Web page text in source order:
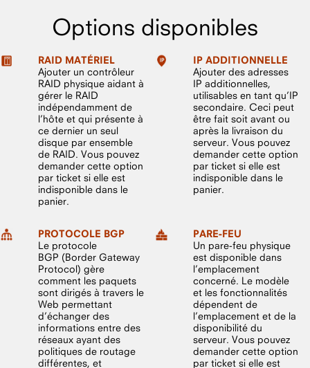
Options disponibles
RAID MATÉRIEL
Ajouter un contrôleur
RAID physique aidant à
gérer le RAID
indépendamment de
l’hôte et qui présente à
ce dernier un seul
disque par ensemble
de RAID. Vous pouvez
demander cette option
par ticket si elle est
indisponible dans le
panier.
IP ADDITIONNELLE
Ajouter des adresses
IP additionnelles,
utilisables en tant qu’IP
secondaire. Ceci peut
être fait soit avant ou
après la livraison du
serveur. Vous pouvez
demander cette option
par ticket si elle est
indisponible dans le
panier.
PROTOCOLE BGP
Le protocole
BGP (Border Gateway
Protocol) gère
comment les paquets
sont dirigés à travers le
Web permettant
d’échanger des
informations entre des
réseaux ayant des
politiques de routage
différentes, et
PARE-FEU
Un pare-feu physique
est disponible dans
l’emplacement
concerné. Le modèle
et les fonctionnalités
dépendent de
l’emplacement et de la
disponibilité du
serveur. Vous pouvez
demander cette option
par ticket si elle est